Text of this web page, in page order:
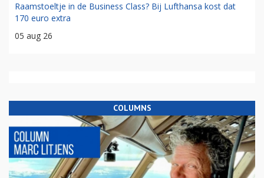
Raamstoeltje in de Business Class? Bij Lufthansa kost dat
170 euro extra
05 aug 26
COLUMNS